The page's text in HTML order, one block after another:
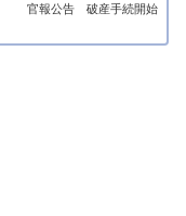
官報公告
破産手続開始